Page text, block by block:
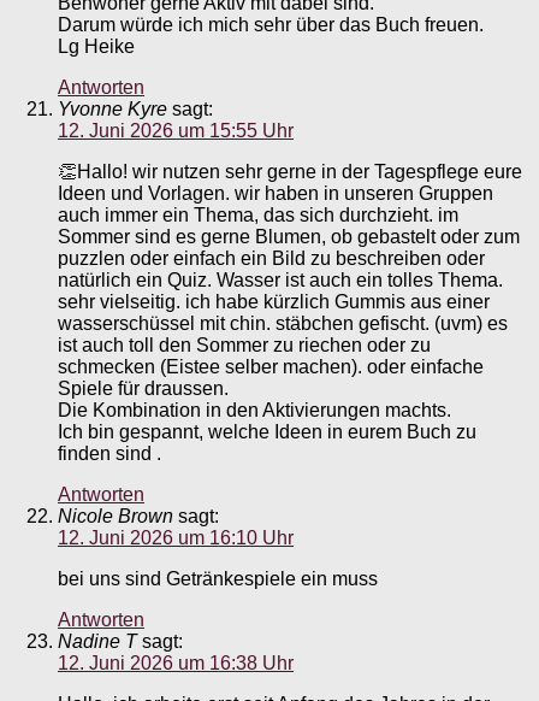
Darum würde ich mich sehr über das Buch freuen.
Lg Heike
Antworten
Yvonne Kyre sagt:
12. Juni 2026 um 15:55 Uhr
👏Hallo! wir nutzen sehr gerne in der Tagespflege eure
Ideen und Vorlagen. wir haben in unseren Gruppen
auch immer ein Thema, das sich durchzieht. im
Sommer sind es gerne Blumen, ob gebastelt oder zum
puzzlen oder einfach ein Bild zu beschreiben oder
natürlich ein Quiz. Wasser ist auch ein tolles Thema.
sehr vielseitig. ich habe kürzlich Gummis aus einer
wasserschüssel mit chin. stäbchen gefischt. (uvm) es
ist auch toll den Sommer zu riechen oder zu
schmecken (Eistee selber machen). oder einfache
Spiele für draussen.
Die Kombination in den Aktivierungen machts.
Ich bin gespannt, welche Ideen in eurem Buch zu
finden sind .
Antworten
Nicole Brown sagt:
12. Juni 2026 um 16:10 Uhr
bei uns sind Getränkespiele ein muss
Antworten
Nadine T sagt:
12. Juni 2026 um 16:38 Uhr